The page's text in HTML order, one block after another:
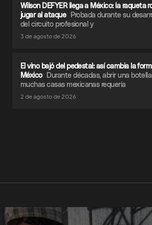
Wilson DEFYER llega a México: la raqueta
jugar al ataque Probada durante su
del circuito profesional y
3 de agosto de 2026
El vino bajó del pedestal: así cambia la
México Durante décadas, abrir una
muchas casas mexicanas requería
2 de agosto de 2026